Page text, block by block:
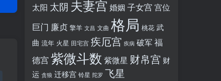
太阳 太阴 夫妻宫 婚姻 子女宫 宫位
巨门 廉贞 擎羊 文昌 文曲 格局 桃花 武
曲 流年 火星 田宅宫 疾厄宫 疾病 破军福
德宫 紫微斗数 紫微星 财帛宫 财
运 贪狼 迁移宫 铃星 陀罗 飞星